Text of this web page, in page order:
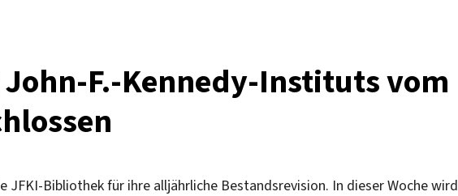
die
F.-Kennedy-Instituts vom
JFKI-Bibliothek für ihre alljährliche Bestandsrevision. In dieser Woche wird